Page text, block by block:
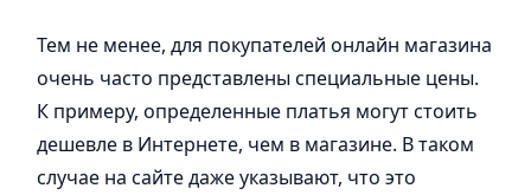
Тем не менее, для покупателей онлайн магазина
очень часто представлены специальные цены.
К примеру, определенные платья могут стоить
дешевле в Интернете, чем в магазине. В таком
случае на сайте даже указывают, что это